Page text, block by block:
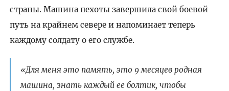
страны. Машина пехоты завершила свой боевой
путь на крайнем севере и напоминает теперь
каждому солдату о его службе.
«Для меня это память, это 9 месяцев родная
машина, знать каждый ее болтик, чтобы